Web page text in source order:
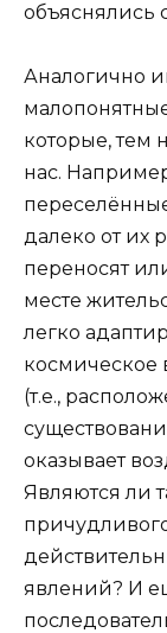
объяснялись
Аналогично
которые, тем
нас.
далеко от их
переносят
месте
легко
космическое
(т.е.,
оказывает
Являются ли
явлений? И